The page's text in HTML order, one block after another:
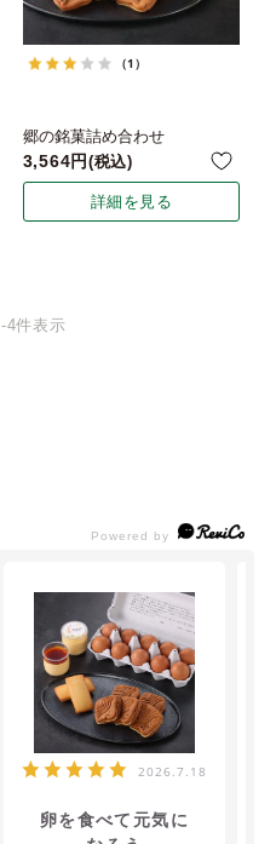
（1）
郷の銘菓詰め合わせ
3,564 税込
詳細を見る
-4件表示
2026.7.18
卵を食べて元気に